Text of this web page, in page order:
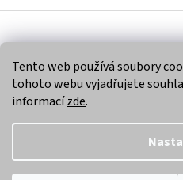
Tento web používá soubory
tohoto webu vyjadřujete
informacízde.
Copyright 2026